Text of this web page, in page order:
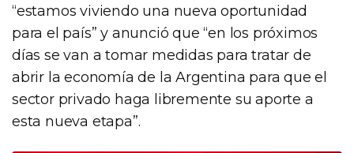
“estamos viviendo una nueva oportunidad
para el país” y anunció que “en los próximos
días se van a tomar medidas para tratar de
abrir la economía de la Argentina para que el
sector privado haga libremente su aporte a
esta nueva etapa”.